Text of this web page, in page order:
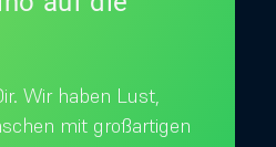
Wir haben Lust,
mit großartigen